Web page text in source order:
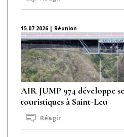
15.07.2026 | Réunion
AIR JUMP 974 développe
touristiques à Saint-Leu
Réagir